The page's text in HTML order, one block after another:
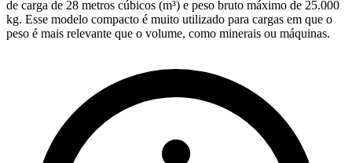
de carga de 28 metros cúbicos (m³) e peso bruto máximo de 25.000
kg. Esse modelo compacto é muito utilizado para cargas em que o
peso é mais relevante que o volume, como minerais ou máquinas.